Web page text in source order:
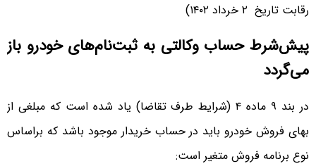
رقابت تاریخ ۲ خرداد ۱۴۰۲)
پیش‌شرط‌ حساب وکالتی به ثبت‌نام‌های خودرو باز
می‌گردد
در بند ٩ ماده ۴ (شرایط طرف تقاضا) یاد شده است که مبلغی از
بهای فروش خودرو باید در حساب خریدار موجود باشد که براساس
نوع برنامه فروش متغیر است: